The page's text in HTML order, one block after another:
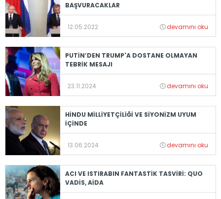
BAŞVURACAKLAR
12.05.2022 devamını oku
PUTİN’DEN TRUMP'A DOSTANE OLMAYAN
TEBRİK MESAJI
23.11.2024 devamını oku
HİNDU MİLLİYETÇİLİĞİ VE SİYONİZM UYUM
İÇİNDE
13.06.2024 devamını oku
ACI VE ISTIRABIN FANTASTİK TASVİRİ: QUO
VADİS, AİDA